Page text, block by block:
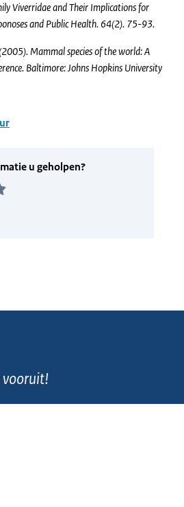
Viverridae and Their Implications for
and Public Health. 64(2). 75-93.
Mammal species of the world: A
Baltimore: Johns Hopkins University
vooruit!